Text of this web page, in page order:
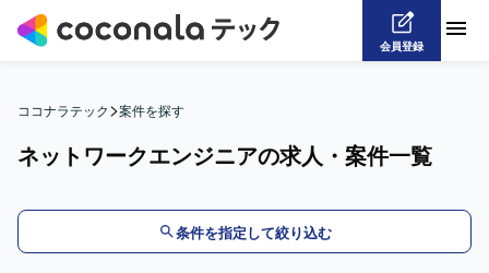
会員登録
ココナラテック>案件を探す
ネットワークエンジニアの求人・案件一覧
条件を指定して絞り込む